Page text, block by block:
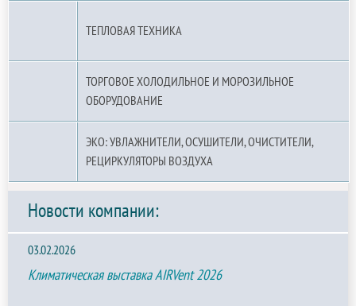
ТЕПЛОВАЯ ТЕХНИКА
ТОРГОВОЕ ХОЛОДИЛЬНОЕ И МОРОЗИЛЬНОЕ
ОБОРУДОВАНИЕ
ЭКО: УВЛАЖНИТЕЛИ, ОСУШИТЕЛИ, ОЧИСТИТЕЛИ,
РЕЦИРКУЛЯТОРЫ ВОЗДУХА
Новости компании:
03.02.2026
Климатическая выставка AIRVent 2026